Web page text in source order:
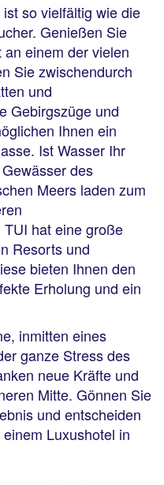
so vielfältig wie die
Genießen Sie
einem der vielen
Sie zwischendurch
und
Gebirgszüge und
Ihnen ein
Ist Wasser Ihr
des
Meers laden zum
hat eine große
Resorts und
bieten Ihnen den
Erholung und ein
inmitten eines
ganze Stress des
neue Kräfte und
Mitte. Gönnen Sie
und entscheiden
Luxushotel in